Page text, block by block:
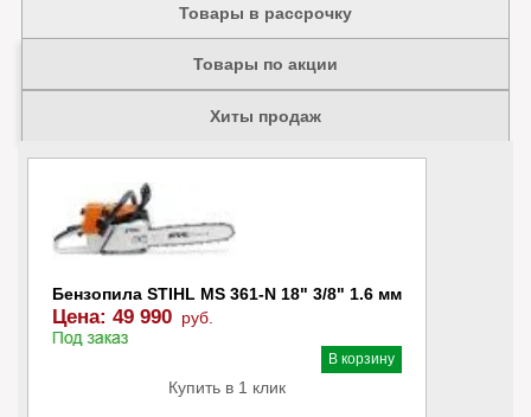
Товары в рассрочку
Товары по акции
Хиты продаж
Бензопила STIHL MS 361-N 18" 3/8" 1.6 мм
Цена: 49 990 руб.
В корзину
Купить в 1 клик